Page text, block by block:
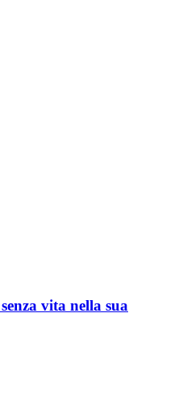
vita nella sua